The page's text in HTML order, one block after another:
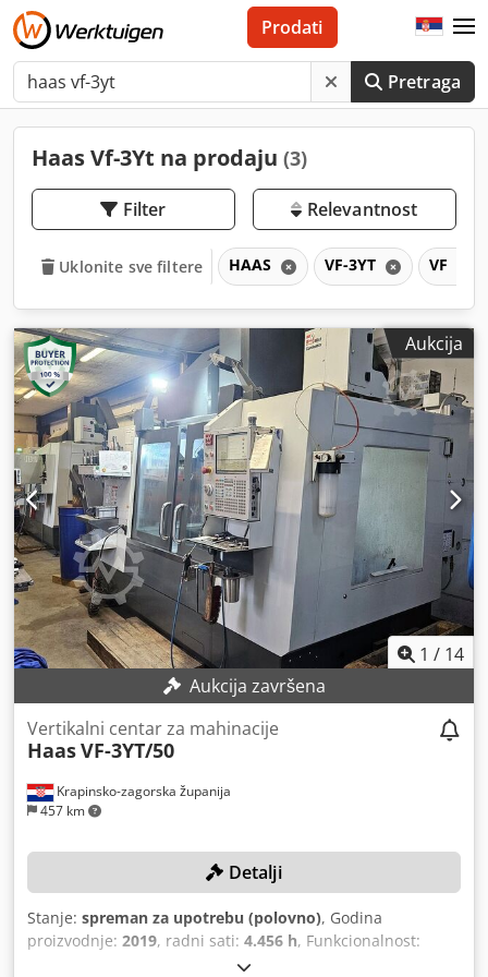
Pretraga
Prodati
Haas Vf-3Yt na prodaju (3)
Filter Relevantnost
Uklonite sve filtere HAAS VF-3YT VF
Aukcija
1 / 14
Aukcija završena
Krapinsko-zagorska županija
457 km
Vertikalni centar za mahinacije
HaasVF-3YT/50
Detalji
Stanje: spreman za upotrebu (polovno), Godina
proizvodnje: 2019, radni sati: 4.456 h, Funkcionalnost:
, broj mašine/vozila: